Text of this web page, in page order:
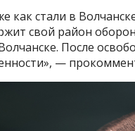
как стали в
свой район
После
—